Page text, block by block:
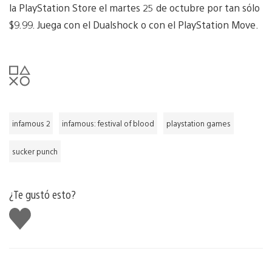
la PlayStation Store el martes 25 de octubre por tan sólo
$9.99. Juega con el Dualshock o con el PlayStation Move.
infamous 2 infamous: festival of blood playstation games
sucker punch
¿Te gustó esto?
Me
gusta